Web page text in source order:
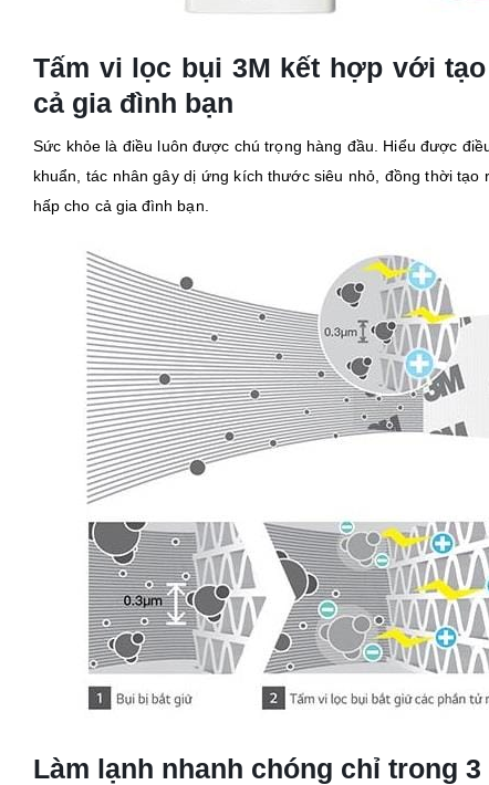
Tấm vi lọc bụi 3M kết hợp với
cả gia đình bạn
Sức khỏe là điều luôn được chú trọng hàng đầu. Hiểu được
khuẩn, tác nhân gây dị ứng kích thước siêu nhỏ, đồng thời tạo
hấp cho cả gia đình bạn.
Làm lạnh nhanh chóng chỉ trong